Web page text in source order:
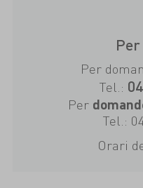
Per
Tel.:
Per
Tel.:
Orari